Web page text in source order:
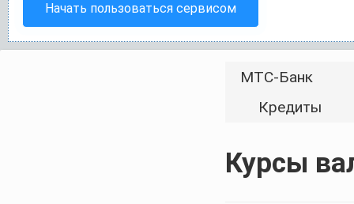
Начать пользоваться сервисом
МТС-Банк
Кредиты
Курсы